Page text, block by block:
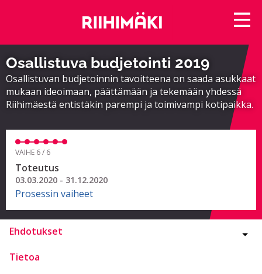
Osallistuva budjetointi 2019
Osallistuvan budjetoinnin tavoitteena on saada asukkaat
mukaan ideoimaan, päättämään ja tekemään yhdessä
Riihimäestä entistäkin parempi ja toimivampi kotipaikka.
VAIHE 6 / 6
Toteutus
03.03.2020 - 31.12.2020
Prosessin vaiheet
Ehdotukset
Tietoa